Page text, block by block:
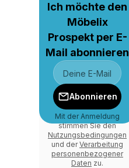
Ich möchte den
Möbelix
Prospekt per E-
Mail abonnieren
Abonnieren
Mit der Anmeldung
stimmen Sie den
Nutzungsbedingungen
und derVerarbeitung
personenbezogener
Daten zu.